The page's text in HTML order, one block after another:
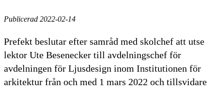
Publicerad 2022-02-14
Prefekt beslutar efter samråd med skolchef att utse
lektor Ute Besenecker till avdelningschef för
avdelningen för Ljusdesign inom Institutionen för
arkitektur från och med 1 mars 2022 och tillsvidare